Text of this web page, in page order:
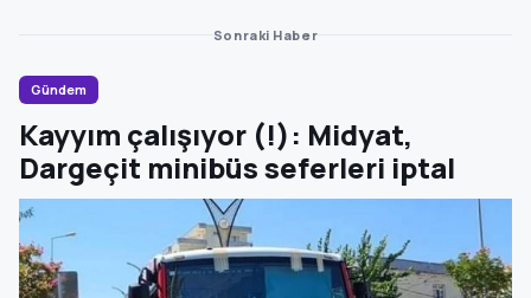
Sonraki Haber
Gündem
Kayyım çalışıyor (!): Midyat,
Dargeçit minibüs seferleri iptal